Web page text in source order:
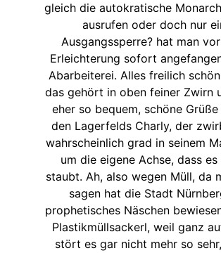
gleich die autokratische
ausrufen oder doch nur
Ausgangssperre? hat man
Erleichterung sofort
Abarbeiterei. Alles freilich
das gehört in oben feiner Zwirn
eher so bequem, schöne
den Lagerfelds Charly, der
wahrscheinlich grad in seinem
um die eigene Achse, dass es
staubt. Ah, also wegen Müll, da
sagen hat die Stadt
prophetisches Näschen
Plastikmüllsackerl, weil ganz
stört es gar nicht mehr so